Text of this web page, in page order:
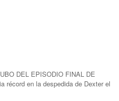
DEL EPISODIO FINAL DE
récord en la despedida de Dexter el